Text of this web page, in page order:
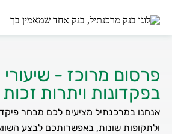
פרסום מרוכז - שיעורי
בפקדונות ויתרות
אנחנו במרכנתיל מציעים לכם מבחר
ולתקופות שונות, באפשרותכם לבצע